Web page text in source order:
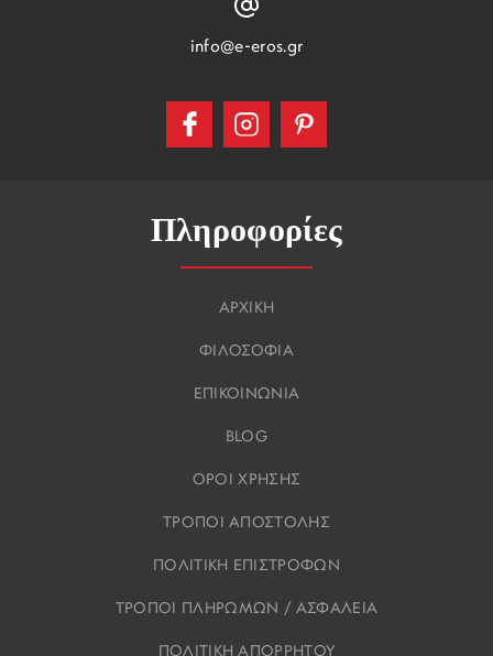
Πληροφορίες
ΑΡΧΙΚΗ
ΦΙΛΟΣΟΦΙΑ
ΕΠΙΚΟΙΝΩΝΙΑ
BLOG
ΟΡΟΙ ΧΡΗΣΗΣ
ΤΡΟΠΟΙ ΑΠΟΣΤΟΛΗΣ
ΠΟΛΙΤΙΚΗ ΕΠΙΣΤΡΟΦΩΝ
ΤΡΟΠΟΙ ΠΛΗΡΩΜΩΝ / ΑΣΦΑΛΕΙΑ
ΠΟΛΙΤΙΚΗ ΑΠΟΡΡΗΤΟΥ
info@e-eros.gr